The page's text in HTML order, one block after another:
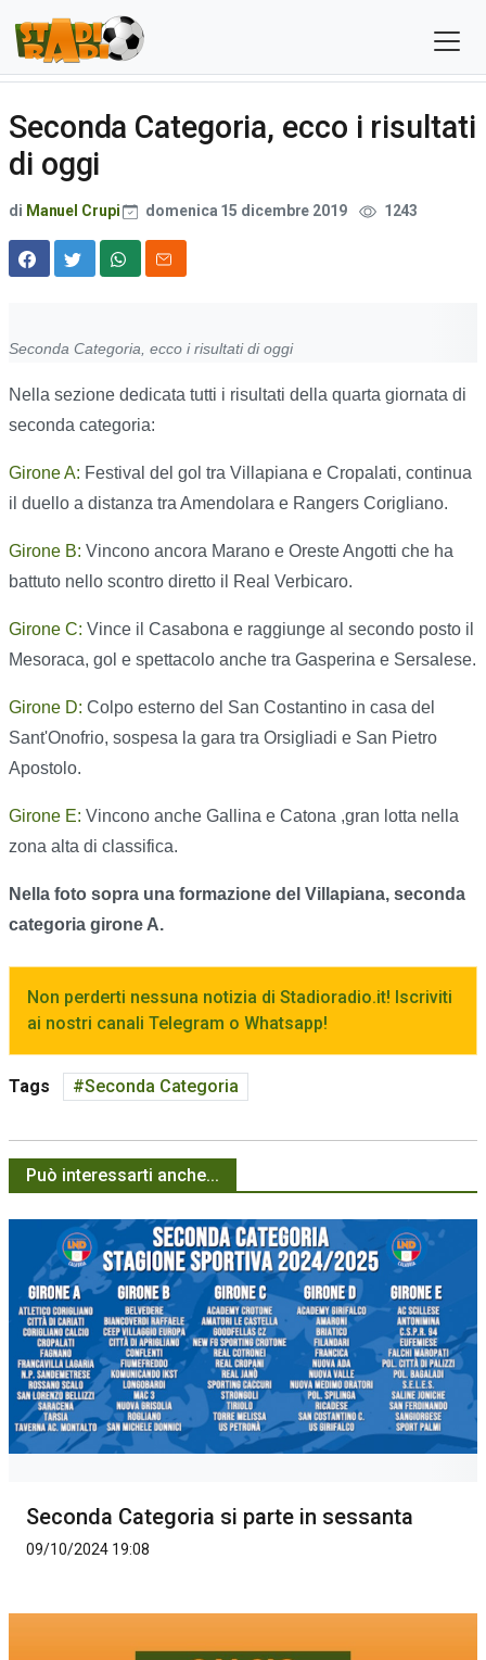
Seconda Categoria, ecco i risultati
di oggi
di Manuel Crupi domenica 15 dicembre 2019 1243
Seconda Categoria, ecco i risultati di oggi
Nella sezione dedicata tutti i risultati della quarta giornata di
seconda categoria:
Girone A: Festival del gol tra Villapiana e Cropalati, continua
il duello a distanza tra Amendolara e Rangers Corigliano.
Girone B: Vincono ancora Marano e Oreste Angotti che ha
battuto nello scontro diretto il Real Verbicaro.
Girone C: Vince il Casabona e raggiunge al secondo posto il
Mesoraca, gol e spettacolo anche tra Gasperina e Sersalese.
Girone D: Colpo esterno del San Costantino in casa del
Sant'Onofrio, sospesa la gara tra Orsigliadi e San Pietro
Apostolo.
Girone E: Vincono anche Gallina e Catona ,gran lotta nella
zona alta di classifica.
Nella foto sopra una formazione del Villapiana, seconda
categoria girone A.
Non perderti nessuna notizia di Stadioradio.it! Iscriviti
ai nostri canali Telegram o Whatsapp!
Tags Seconda Categoria
Può interessarti anche...
Seconda Categoria si parte in sessanta
09/10/2024 19:08